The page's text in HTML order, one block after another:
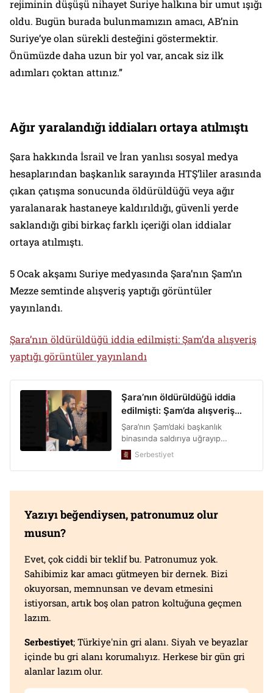
rejiminin düşüşü nihayet Suriye halkına bir umut ışığı
oldu. Bugün burada bulunmamızın amacı, AB’nin
Suriye’ye olan sürekli desteğini göstermektir.
Önümüzde daha uzun bir yol var, ancak siz ilk
adımları çoktan attınız.”
Ağır yaralandığı iddiaları ortaya atılmıştı
Şara hakkında İsrail ve İran yanlısı sosyal medya
hesaplarından başkanlık sarayında HTŞ’liler arasında
çıkan çatışma sonucunda öldürüldüğü veya ağır
yaralanarak hastaneye kaldırıldığı, güvenli yerde
saklandığı gibi birkaç farklı içeriği olan iddialar
ortaya atılmıştı.
5 Ocak akşamı Suriye medyasında Şara’nın Şam’ın
Mezze semtinde alışveriş yaptığı görüntüler
yayınlandı.
Şara’nın öldürüldüğü iddia edilmişti: Şam’da alışveriş
yaptığı görüntüler yayınlandı
Yazıyı beğendiysen, patronumuz olur
musun?
Evet, çok ciddi bir teklif bu. Patronumuz yok.
Sahibimiz kar amacı gütmeyen bir dernek. Bizi
okuyorsan, memnunsan ve devam etmesini
istiyorsan, artık boş olan patron koltuğuna geçmen
lazım.
Serbestiyet; Türkiye'nin gri alanı. Siyah ve beyazlar
içinde bu gri alanı korumalıyız. Herkese bir gün gri
alanlar lazım olur.